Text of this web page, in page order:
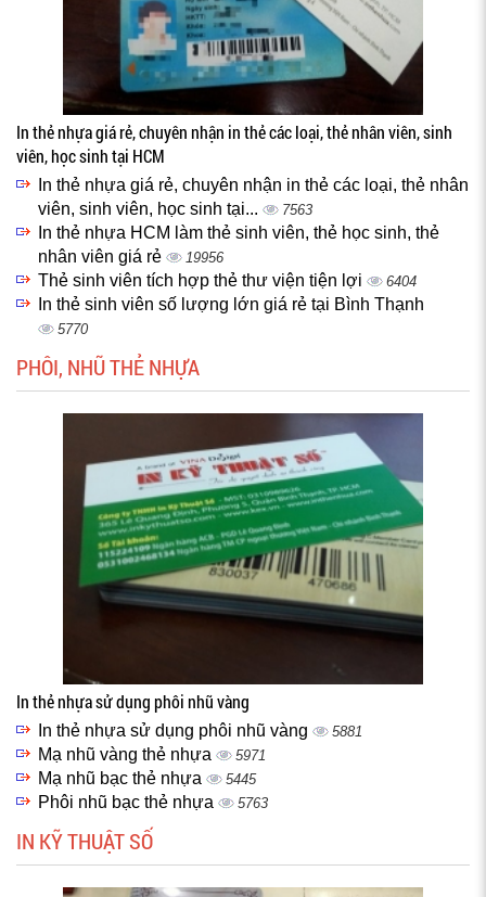
In thẻ nhựa giá rẻ, chuyên nhận in thẻ các loại, thẻ nhân viên, sinh
viên, học sinh tại HCM
In thẻ nhựa giá rẻ, chuyên nhận in thẻ các loại, thẻ nhân
viên, sinh viên, học sinh tại...
7563
In thẻ nhựa HCM làm thẻ sinh viên, thẻ học sinh, thẻ
nhân viên giá rẻ
19956
Thẻ sinh viên tích hợp thẻ thư viện tiện lợi 6404
In thẻ sinh viên số lượng lớn giá rẻ tại Bình Thạnh
5770
PHÔI, NHŨ THẺ NHỰA
In thẻ nhựa sử dụng phôi nhũ vàng
In thẻ nhựa sử dụng phôi nhũ vàng 5881
Mạ nhũ vàng thẻ nhựa 5971
Mạ nhũ bạc thẻ nhựa 5445
Phôi nhũ bạc thẻ nhựa 5763
IN KỸ THUẬT SỐ